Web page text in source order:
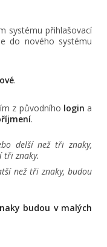
systému přihlašovací
do nového systému
.
z původního login a
.
delší než tři znaky,
tři znaky.
než tři znaky, budou
budou v malých